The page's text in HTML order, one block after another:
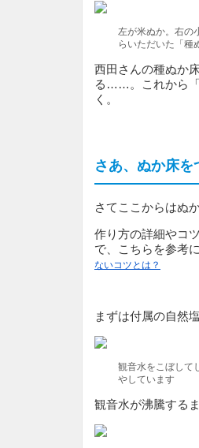
左が米ぬか。右の
らいただいた「種
西田さんの種ぬか
る……。これから「
く。
さあ、ぬか床を
さてここからはぬ
作り方の詳細やコ
で、こちらを参考
ないコツとは？
まずは付属の自然
観音水をこぼして
やしています
観音水が沸騰する